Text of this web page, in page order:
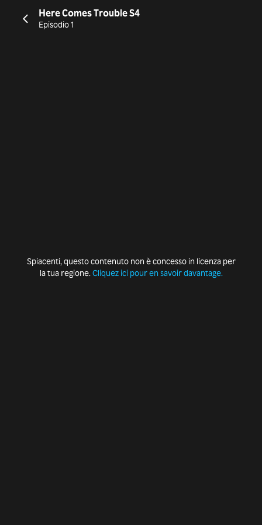
Here Comes Trouble S4
Episodio 1
Spiacenti, questo contenuto non è concesso in licenza per
la tua regione. Cliquez ici pour en savoir davantage.